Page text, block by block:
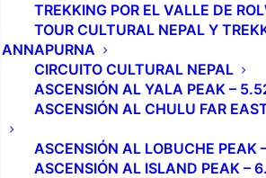
TREKKING POR EL VALLE DE
TOUR CULTURAL NEPAL Y
ANNAPURNA
CIRCUITO CULTURAL NEPAL
ASCENSIÓN AL YALA PEAK –
ASCENSIÓN AL CHULU FAR
ASCENSIÓN AL LOBUCHE PEAK
ASCENSIÓN AL ISLAND PEAK –